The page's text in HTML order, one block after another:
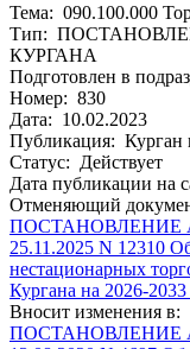
Тема: 090.100.000
Тип:
КУРГАНА
Подготовлен в
Номер: 830
Дата: 10.02.2023
Публикация: Курган
Статус: Действует
Дата публикации на
Отменяющий
ПОСТАНОВЛЕНИЕ
25.11.2025 N 12310
нестационарных
Кургана на 2026-
Вносит изменения в:
ПОСТАНОВЛЕНИЕ